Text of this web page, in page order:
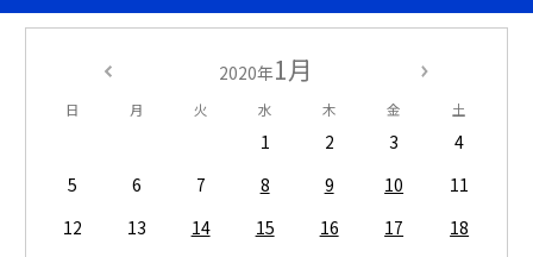
2020年1月
日 月 火 水 木 金 土
1 2 3
4
5
6 7 8 9 10
11
12
13 14 15 16 17
18